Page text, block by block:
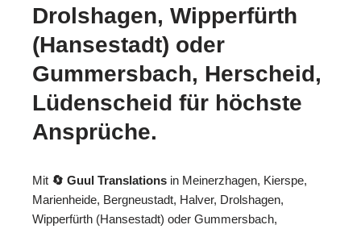
Drolshagen, Wipperfürth
(Hansestadt) oder
Gummersbach, Herscheid,
Lüdenscheid für höchste
Ansprüche.
Mit 🔄 Guul Translations in Meinerzhagen, Kierspe,
Marienheide, Bergneustadt, Halver, Drolshagen,
Wipperfürth (Hansestadt) oder Gummersbach,